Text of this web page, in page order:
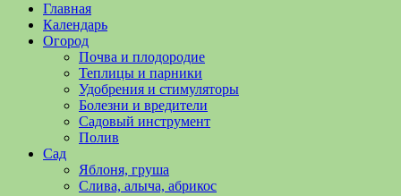
Садоводство
Огородничество
Садоводство
огородничество
полезные
уходу
овощами,
Главная
Календарь
Огород
Почва и плодородие
Теплицы и парники
Удобрения и стимуляторы
Болезни и вредители
Садовый инструмент
Полив
Сад
Яблоня, груша
Слива, алыча, абрикос